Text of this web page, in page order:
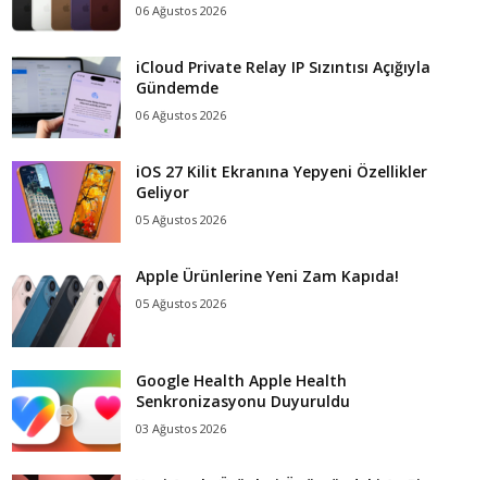
06 Ağustos 2026
iCloud Private Relay IP Sızıntısı Açığıyla
Gündemde
06 Ağustos 2026
iOS 27 Kilit Ekranına Yepyeni Özellikler
Geliyor
05 Ağustos 2026
Apple Ürünlerine Yeni Zam Kapıda!
05 Ağustos 2026
Google Health Apple Health
Senkronizasyonu Duyuruldu
03 Ağustos 2026